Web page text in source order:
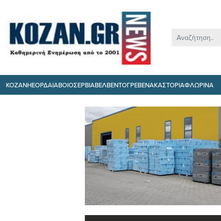
ΚΟΖΑΝΗΕΟΡΔΑΙΑΒΟΙΟΣΕΡΒΙΑΒΕΛΒΕΝΤΟΓΡΕΒΕΝΑΚΑΣΤΟΡΙΑΦΛΩΡΙΝΑ